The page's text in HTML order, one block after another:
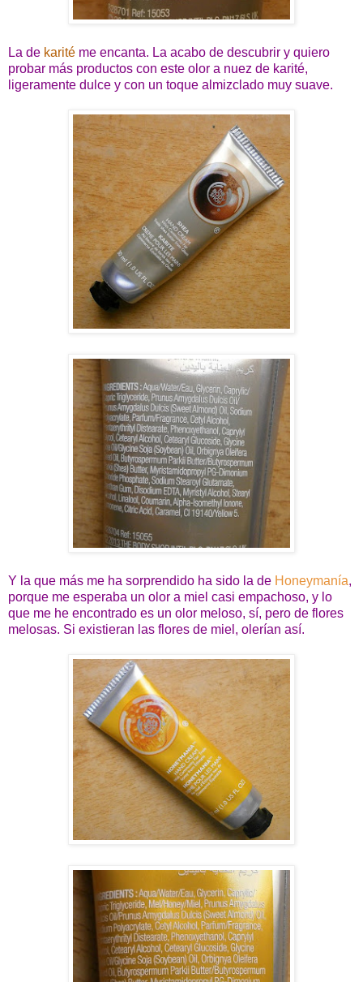
La de karité me encanta. La acabo de descubrir y quiero
probar más productos con este olor a nuez de karité,
ligeramente dulce y con un toque almizclado muy suave.
Y la que más me ha sorprendido ha sido la de Honeymanía,
porque me esperaba un olor a miel casi empachoso, y lo
que me he encontrado es un olor meloso, sí, pero de flores
melosas. Si existieran las flores de miel, olerían así.